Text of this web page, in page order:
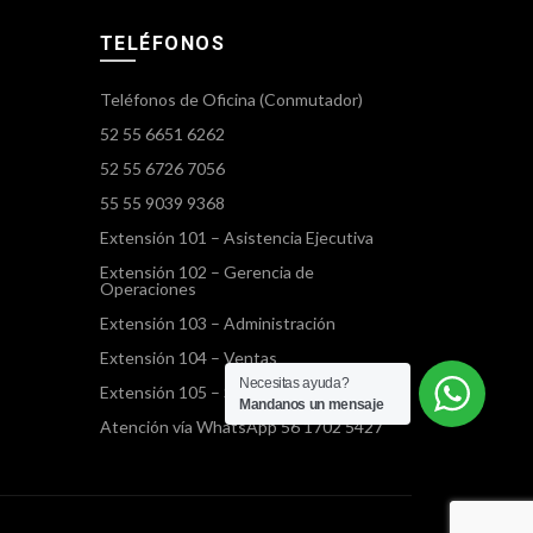
TELÉFONOS
Teléfonos de Oficina (Conmutador)
52 55 6651 6262
52 55 6726 7056
55 55 9039 9368
Extensión 101 – Asistencia Ejecutiva
Extensión 102 – Gerencia de
Operaciones
Extensión 103 – Administración
Extensión 104 – Ventas
Extensión 105 – Servicios Terrestres
Atención vía WhatsApp 56 1702 5427
Necesitas ayuda?
Mandanos un mensaje